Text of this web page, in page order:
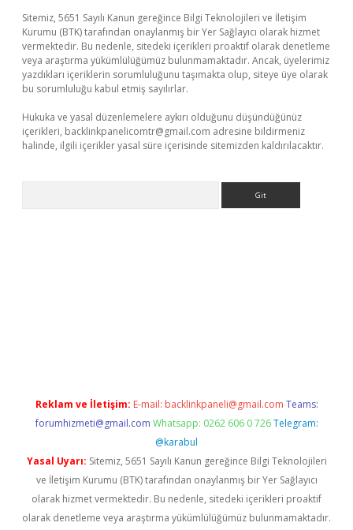
Sitemiz, 5651 Sayılı Kanun gereğince Bilgi Teknolojileri ve İletişim
Kurumu (BTK) tarafından onaylanmış bir Yer Sağlayıcı olarak hizmet
vermektedir. Bu nedenle, sitedeki içerikleri proaktif olarak denetleme
veya araştırma yükümlülüğümüz bulunmamaktadır. Ancak, üyelerimiz
yazdıkları içeriklerin sorumluluğunu taşımakta olup, siteye üye olarak
bu sorumluluğu kabul etmiş sayılırlar.
Hukuka ve yasal düzenlemelere aykırı olduğunu düşündüğünüz
içerikleri, backlinkpanelicomtr@gmail.com adresine bildirmeniz
halinde, ilgili içerikler yasal süre içerisinde sitemizden kaldırılacaktır.
Reklam ve İletişim: E-mail: backlinkpaneli@gmail.com Teams:
forumhizmeti@gmail.com Whatsapp: 0262 606 0 726 Telegram:
@karabul
Yasal Uyarı: Sitemiz, 5651 Sayılı Kanun gereğince Bilgi Teknolojileri
ve İletişim Kurumu (BTK) tarafından onaylanmış bir Yer Sağlayıcı
olarak hizmet vermektedir. Bu nedenle, sitedeki içerikleri proaktif
olarak denetleme veya araştırma yükümlülüğümüz bulunmamaktadır.